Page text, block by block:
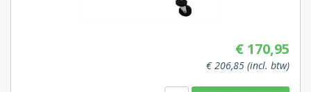
€ 170,95
€ 206,85 (incl. btw)